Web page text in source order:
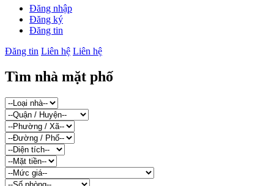
Đăng nhập
Đăng ký
Đăng tin
Đăng tin Liên hệ Liên hệ
Tìm nhà mặt phố